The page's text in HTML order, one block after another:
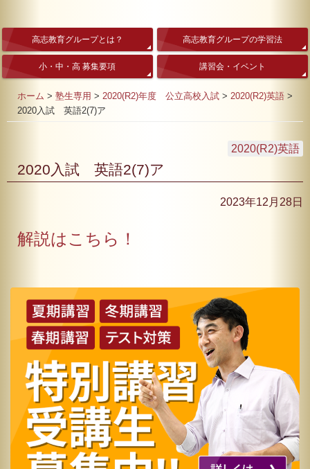
高志教育グループとは？ 高志教育グループの学習法
小・中・高 募集要項 講習会・イベント
ホーム > 塾生専用 > 2020(R2)年度 公立高校入試 > 2020(R2)英語 >
2020入試 英語2(7)ア
2020(R2)英語
2020入試 英語2(7)ア
2023年12月28日
解説はこちら！